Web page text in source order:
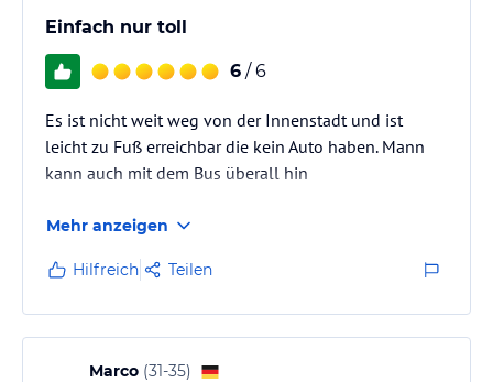
Einfach nur toll
6 / 6
Es ist nicht weit weg von der Innenstadt und ist
leicht zu Fuß erreichbar die kein Auto haben. Mann
kann auch mit dem Bus überall hin
Mehr anzeigen
Hilfreich Teilen
Marco (31-35)